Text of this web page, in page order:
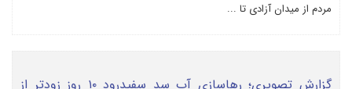
مردم از میدان آزادی تا ...
گزارش تصویری؛ رهاسازی آب سد سفیدرود ۱۰ روز زودتر از